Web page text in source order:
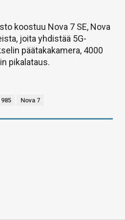
koostuu Nova 7 SE, Nova
joita yhdistää 5G-
päätakakamera, 4000
pikalataus.
Nova 7